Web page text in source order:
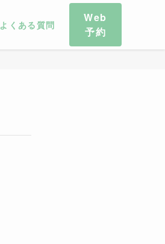
よくある質問
Web
予約